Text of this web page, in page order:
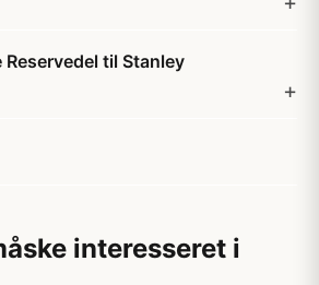
til Stanley
interesseret i